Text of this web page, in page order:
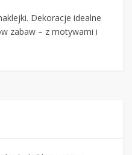
Dekoracje idealne
zabaw – z motywami i